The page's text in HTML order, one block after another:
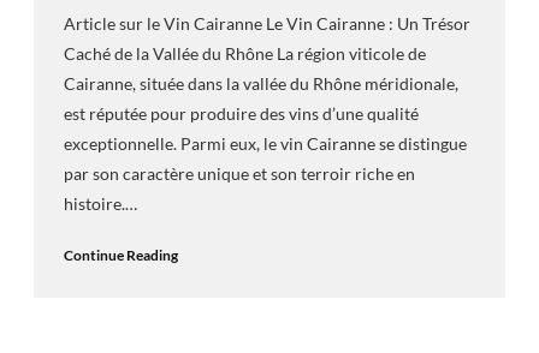
Article sur le Vin Cairanne Le Vin Cairanne : Un Trésor
Caché de la Vallée du Rhône La région viticole de
Cairanne, située dans la vallée du Rhône méridionale,
est réputée pour produire des vins d’une qualité
exceptionnelle. Parmi eux, le vin Cairanne se distingue
par son caractère unique et son terroir riche en
histoire.…
Continue Reading